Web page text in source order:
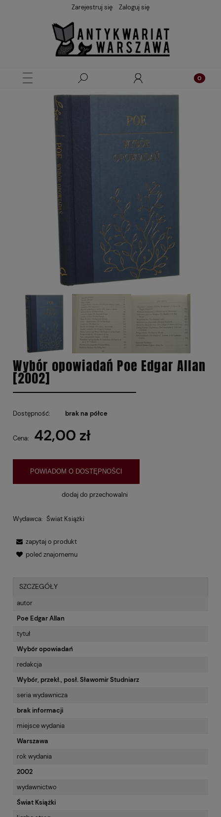
Zarejestruj się Zaloguj się
Wybór opowiadań Poe Edgar Allan
[2002]
Dostępność: brak na półce
Cena: 42,00 zł
POWIADOM O DOSTĘPNOŚCI
dodaj do przechowalni
Wydawca: Świat Książki
zapytaj o produkt
poleć znajomemu
SZCZEGÓŁY
autor
Poe Edgar Allan
tytuł
Wybór opowiadań
redakcja
Wybór, przekł., posł. Sławomir Studniarz
seria wydawnicza
brak informacji
miejsce wydania
Warszawa
rok wydania
2002
wydawnictwo
Świat Książki